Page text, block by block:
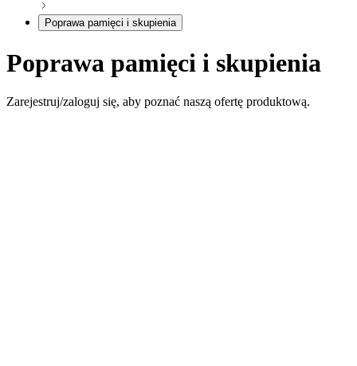
Poprawa pamięci i skupienia
Poprawa pamięci i skupienia
Zarejestruj/zaloguj się, aby poznać naszą ofertę produktową.